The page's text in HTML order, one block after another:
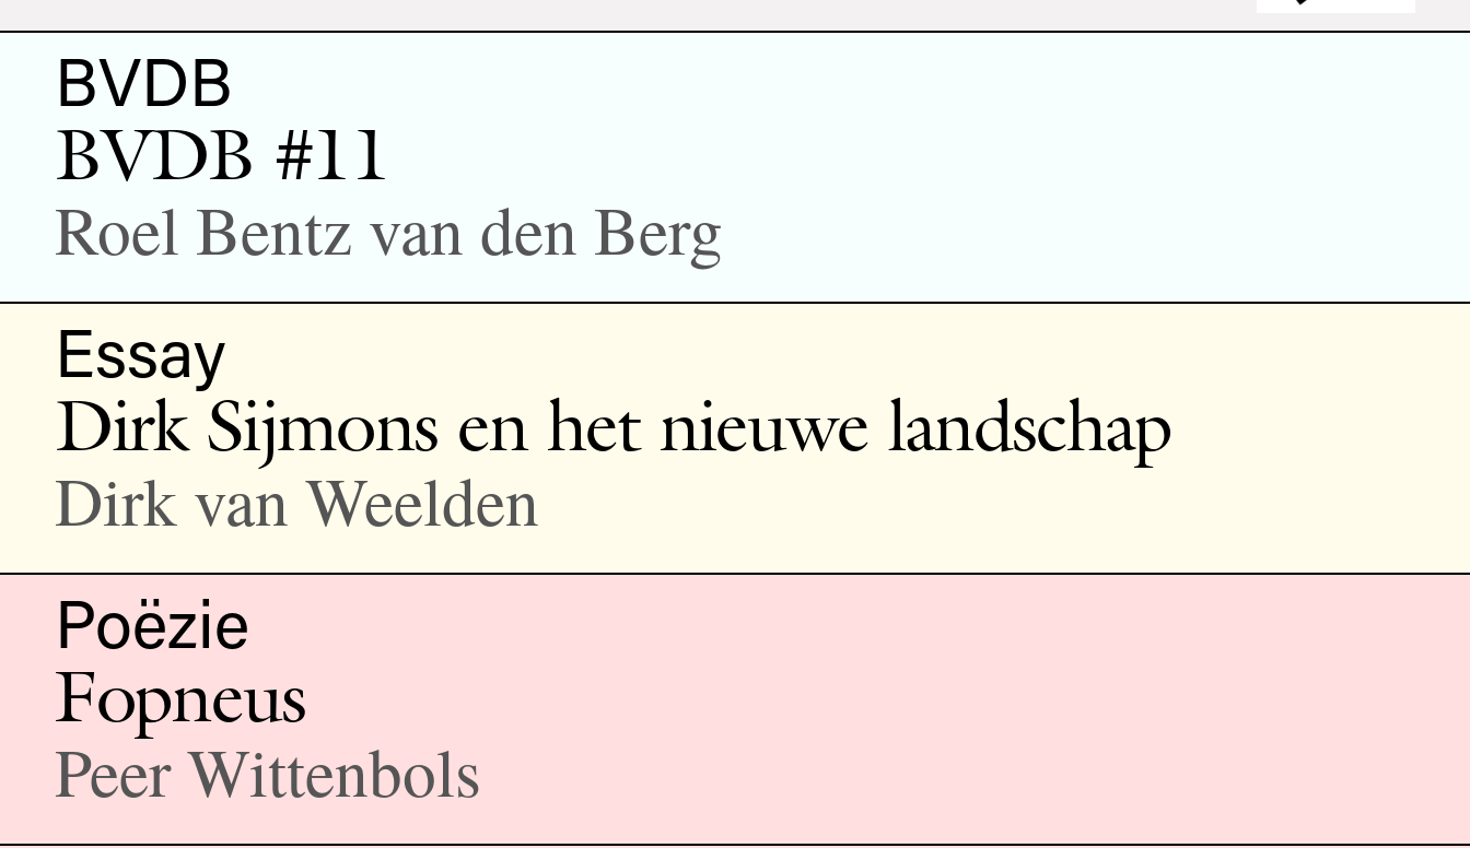
BVDB
BVDB #11
Roel Bentz van den Berg
Essay
Dirk Sijmons en het nieuwe landschap
Dirk van Weelden
Poëzie
Fopneus
Peer Wittenbols